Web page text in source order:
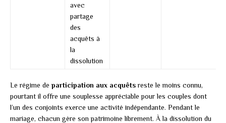
avec
partage
des
acquêts à
la
dissolution
Le régime de participation aux acquêtsreste le moins connu,
pourtant il offre une souplesse appréciable pour les couples dont
l’un des conjoints exerce une activité indépendante. Pendant le
mariage, chacun gère son patrimoine librement. À la dissolution du